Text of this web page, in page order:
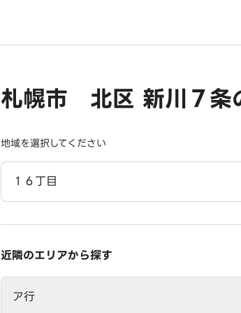
札幌市 北区 新川７条
地域を選択してください
１６丁目
近隣のエリアから探す
ア行